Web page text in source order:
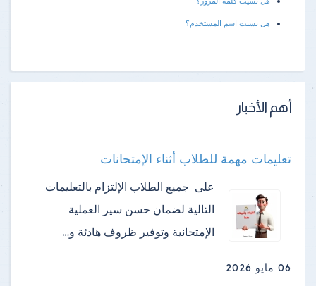
هل نسيت اسم المستخدم؟
أهم الأخبار
تعليمات مهمة للطلاب أثناء الإمتحانات
على جميع الطلاب الإلتزام بالتعليمات
التالية لضمان حسن سير العملية
الإمتحانية وتوفير ظروف هادئة و…
06 مايو 2026